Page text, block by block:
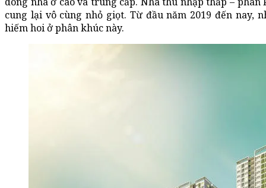
cung lại vô cùng nhỏ giọt. Từ đầu năm 2019 đến nay,
hiếm hoi ở phân khúc này.